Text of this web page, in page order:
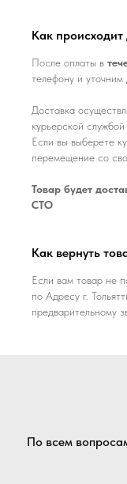
Как происходит
После оплаты в
телефону и уточним
Доставка
курьерской
Если вы выберете
перемещение со
Товар будет
СТО
Как вернуть
Если вам товар не
по Адресу г.
предварительному
По всем